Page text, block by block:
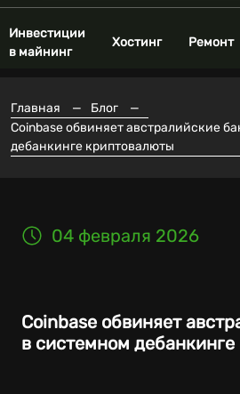
Инвестиции
в майнинг
Хостинг Ремонт
Главная — Блог
—
Coinbase обвиняет австралийские
дебанкинге криптовалюты
04 февраля 2026
Coinbase обвиняет
в системном